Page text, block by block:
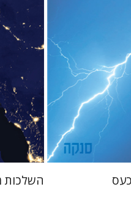
השקה
השלכות